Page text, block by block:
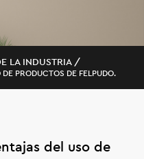
LA INDUSTRIA/
PRODUCTOS DE FELPUDO.
del uso de